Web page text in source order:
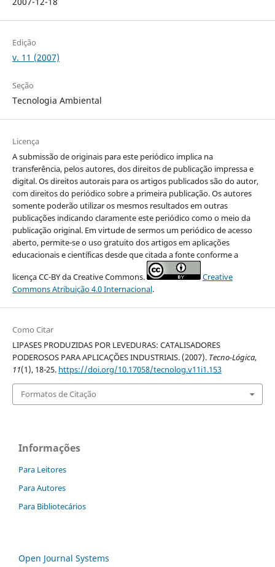
Edição
v. 11 (2007)
Seção
Tecnologia Ambiental
Licença
A submissão de originais para este periódico implica na
transferência, pelos autores, dos direitos de publicação impressa e
digital. Os direitos autorais para os artigos publicados são do autor,
com direitos do periódico sobre a primeira publicação. Os autores
somente poderão utilizar os mesmos resultados em outras
publicações indicando claramente este periódico como o meio da
publicação original. Em virtude de sermos um periódico de acesso
aberto, permite-se o uso gratuito dos artigos em aplicações
educacionais e científicas desde que citada a fonte conforme a
licença CC-BY da Creative Commons.
Creative
Commons Atribuição 4.0 Internacional.
Como Citar
LIPASES PRODUZIDAS POR LEVEDURAS: CATALISADORES
PODEROSOS PARA APLICAÇÕES INDUSTRIAIS. (2007). Tecno-Lógica,
11(1), 18-25. https://doi.org/10.17058/tecnolog.v11i1.153
Formatos de Citação
Informações
Para Leitores
Para Autores
Para Bibliotecários
Open Journal Systems